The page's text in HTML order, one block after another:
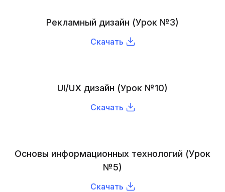
Рекламный дизайн (Урок №3)
Скачать
UI/UX дизайн (Урок №10)
Скачать
Основы информационных технологий (Урок
№5)
Скачать